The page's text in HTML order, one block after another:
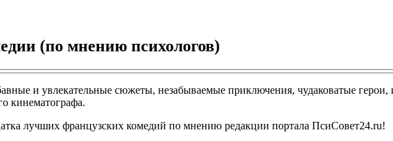
(по мнению психологов)
и увлекательные сюжеты, незабываемые приключения, чудаковатые
кинематографа.
лучших французских комедий по мнению редакции портала ПсиСовет24.ru!